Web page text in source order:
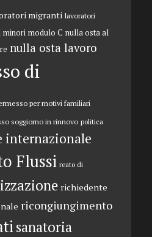
migranti lavoratori
minori modulo C nulla osta al
nulla osta lavoro
di
per motivi familiari
soggiorno in rinnovo politica
internazionale
Flussi reato di
richiedente
ricongiungimento
sanatoria